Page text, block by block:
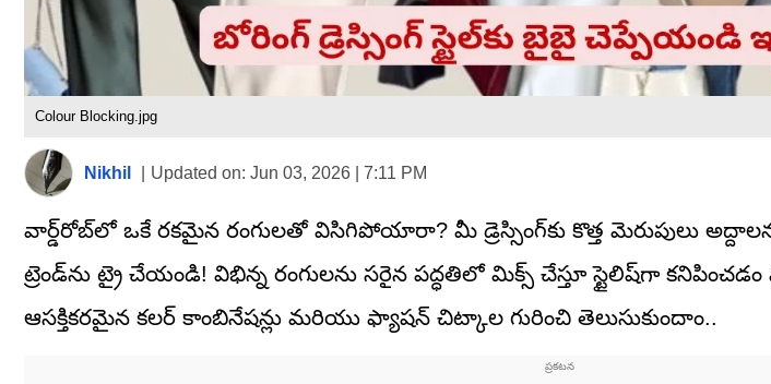
Colour Blocking.jpg
Nikhil Updated on: Jun 03, 2026 | 7:11 PM
వార్డ్‌రోబ్‌లో ఒకే రకమైన రంగులతో విసిగిపోయారా? మీ డ్రెస్సింగ్‌కు కొత్త మెరుపులు
ట్రెండ్‌ను ట్రై చేయండి! విభిన్న రంగులను సరైన పద్ధతిలో మిక్స్ చేస్తూ స్టైలిష్‌గా
ఆసక్తికరమైన కలర్ కాంబినేషన్లు మరియు ఫ్యాషన్ చిట్కాల గురించి తెలుసుకుందాం..